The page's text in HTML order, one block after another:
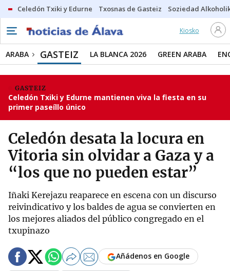
Celedón Txiki y Edurne Txosnas de Gasteiz Soziedad
Kiosko
ARABA GASTEIZ LA BLANCA 2026 GREEN ARABA
GASTEIZ
Celedón Txiki y Edurne mantienen viva la fiesta en su
primer paseíllo único
Celedón desata la locura en
Vitoria sin olvidar a Gaza y a
“los que no pueden estar”
Iñaki Kerejazu reaparece en escena con un discurso
reivindicativo y los baldes de agua se convierten en
los mejores aliados del público congregado en el
txupinazo
Añádenos en Google